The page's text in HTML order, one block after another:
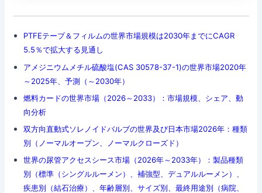
PTFEテープ＆フィルムの世界市場規模は2030年までにCAGR
5.5％で拡大する見通し
アメジニウムメチル硫酸塩(CAS 30578-37-1)の世界市場2020年
～2025年、予測（～2030年）
燃料カードの世界市場（2026～2033）：市場規模、シェア、動
向分析
双方向直動式ソレノイドバルブの世界及び日本市場2026年：種類
別（ノーマルオープン、ノーマルクローズド）
世界の尿管アクセスシース市場（2026年～2033年）：製品種類
別（標準（シングルルーメン）、補強型、デュアルルーメン）、
疾患別（結石治療）、年齢層別、サイズ別、最終用途別（病院、